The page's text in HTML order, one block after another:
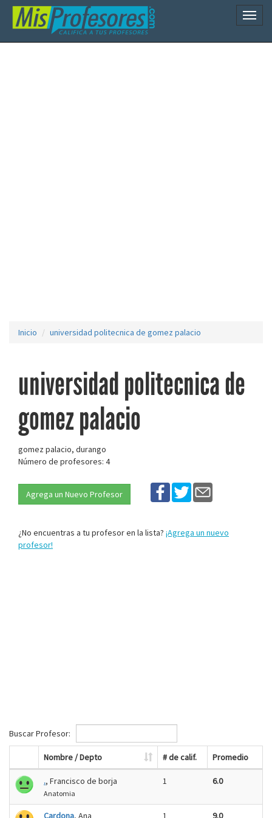
Inicio universidad politecnica de gomez palacio
universidad politecnica de
gomez palacio
gomez palacio, durango
Número de profesores: 4
Agrega un Nuevo Profesor
¿No encuentras a tu profesor en la lista? ¡Agrega un nuevo
profesor!
Buscar Profesor:
Nombre / Depto # de calif. Promedio
., Francisco de borja
Anatomia
1 6.0
Cardona, Ana 1 9.0